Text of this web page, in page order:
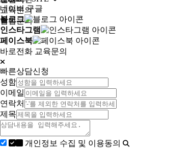
교육문의
협업문의
네이버 구글
블로그
인스타그램
페이스북
바로전화 교육문의
빠른상담신청
성함
이메일
연락처
제목
개인정보 수집 및 이용동의